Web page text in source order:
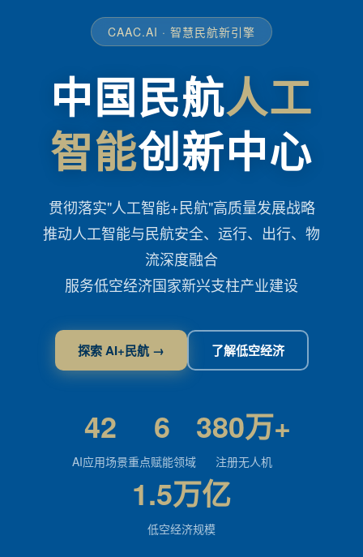
CAAC.AI · 智慧民航新引擎
中国民航人工
智能创新中心
贯彻落实"人工智能+民航"高质量发展战略
推动人工智能与民航安全、运行、出行、物
流深度融合
服务低空经济国家新兴支柱产业建设
探索 AI+民航 → 了解低空经济
42
AI应用场景
6
重点赋能领域
380万+
注册无人机
1.5万亿
低空经济规模